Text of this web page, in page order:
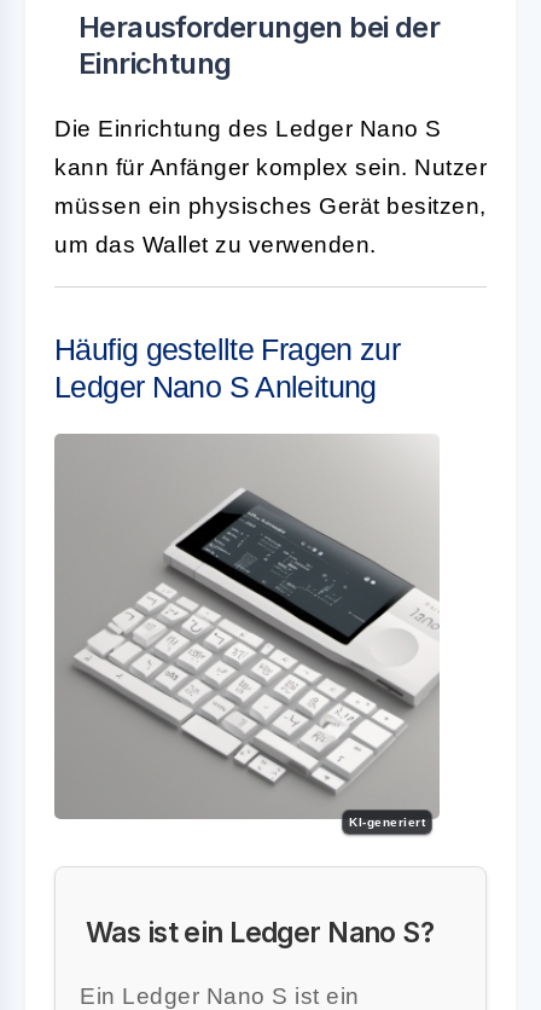
Herausforderungen bei der
Einrichtung
Die Einrichtung des Ledger Nano S
kann für Anfänger komplex sein. Nutzer
müssen ein physisches Gerät besitzen,
um das Wallet zu verwenden.
Häufig gestellte Fragen zur
Ledger Nano S Anleitung
KI-generiert
Was ist ein Ledger Nano S?
Ein Ledger Nano S ist ein